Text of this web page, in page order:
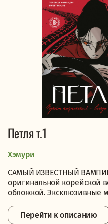
Петля т.1
Хэмури
САМЫЙ ИЗВЕСТНЫЙ
оригинальной корейской
обложкой. Эксклюзивные
Перейти к описанию